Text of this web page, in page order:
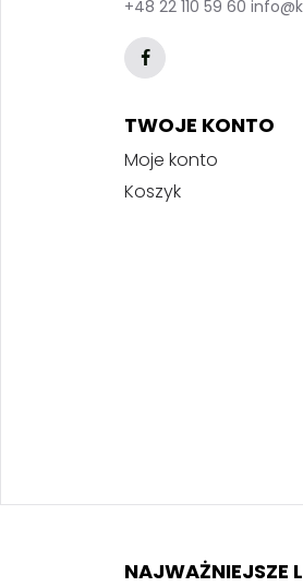
+48 22 110 59 60
TWOJE KONTO
Moje konto
Koszyk
NAJWAŻNIEJSZE